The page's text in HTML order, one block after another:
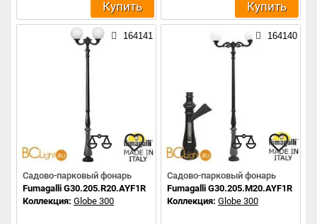
Купить Купить
164141
Садово-парковый фонарь
Fumagalli G30.205.R20.AYF1R
Коллекция: Globe 300
164140
Садово-парковый фонарь
Fumagalli G30.205.M20.AYF1R
Коллекция: Globe 300